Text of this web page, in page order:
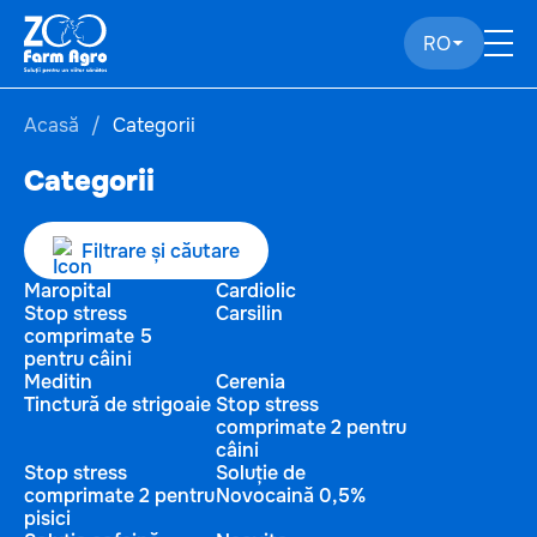
RO
Acasă Categorii
Categorii
Filtrare și căutare
Maropital
Cardiolic
Stop stress
comprimate 5
pentru câini
Carsilin
Meditin
Cerenia
Tinctură de strigoaie Stop stress
comprimate 2 pentru
câini
Stop stress
comprimate 2 pentru
pisici
Soluție de
Novocaină 0,5%